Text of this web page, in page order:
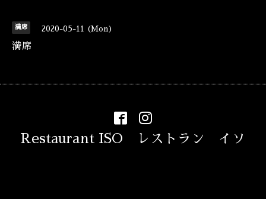
満席 2020-05-11 (Mon)
満席
Restaurant ISO レストラン イソ